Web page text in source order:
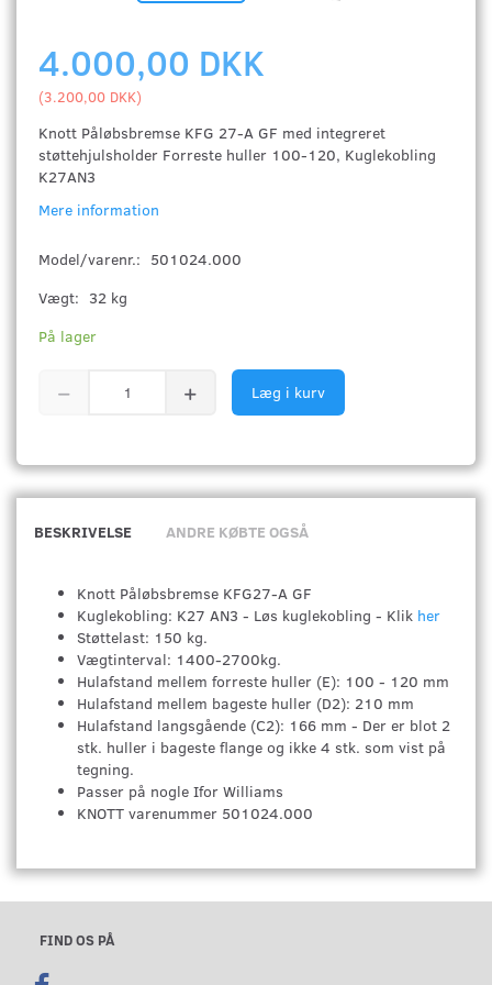
4.000,00 DKK
(3.200,00 DKK)
Knott Påløbsbremse KFG 27-A GF med integreret
støttehjulsholder Forreste huller 100-120, Kuglekobling
K27AN3
Mere information
Model/varenr.: 501024.000
Vægt: 32 kg
På lager
Læg i kurv
BESKRIVELSE ANDRE KØBTE OGSÅ
Knott Påløbsbremse KFG27-A GF
Kuglekobling: K27 AN3 - Løs kuglekobling - Klik her
Støttelast: 150 kg.
Vægtinterval: 1400-2700kg.
Hulafstand mellem forreste huller (E): 100 - 120 mm
Hulafstand mellem bageste huller (D2): 210 mm
Hulafstand langsgående (C2): 166 mm - Der er blot 2
stk. huller i bageste flange og ikke 4 stk. som vist på
tegning.
Passer på nogle Ifor Williams
KNOTT varenummer 501024.000
FIND OS PÅ